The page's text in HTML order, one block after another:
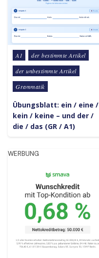
Posted in
A1
der bestimmte Artikel
der unbestimmte Artikel
Grammatik
Übungsblatt: ein / eine /
kein / keine – und der /
die / das (GR / A1)
WERBUNG